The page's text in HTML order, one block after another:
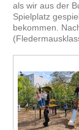
als wir aus der
Spielplatz
bekommen.